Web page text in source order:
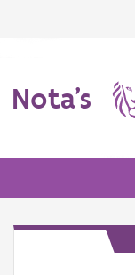
Nota's